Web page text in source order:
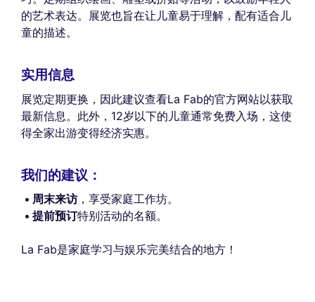
的艺术表达。展览也旨在让儿童易于理解，配有适合儿
童的描述。
实用信息
展览定期更换，因此建议查看La Fab的官方网站以获取
最新信息。此外，12岁以下的儿童通常免费入场，这使
得全家出游变得经济实惠。
我们的建议：
周末来访，享受家庭工作坊。
提前预订特别活动的名额。
La Fab是家庭学习与娱乐完美结合的地方！